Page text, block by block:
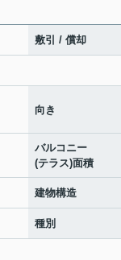
敷引 / 償却
向き
バルコニー
(テラス)面積
建物構造
種別